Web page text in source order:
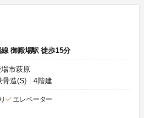
線 御殿場駅 徒歩15分
市萩原
骨造(S) 4階建
エレベーター